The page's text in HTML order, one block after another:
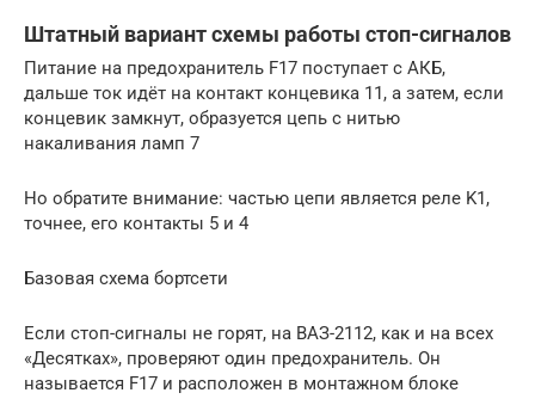
Штатный вариант схемы работы стоп-сигналов
Питание на предохранитель F17 поступает с АКБ,
дальше ток идёт на контакт концевика 11, а затем, если
концевик замкнут, образуется цепь с нитью
накаливания ламп 7
Но обратите внимание: частью цепи является реле K1,
точнее, его контакты 5 и 4
Базовая схема бортсети
Если стоп-сигналы не горят, на ВАЗ-2112, как и на всех
«Десятках», проверяют один предохранитель. Он
называется F17 и расположен в монтажном блоке